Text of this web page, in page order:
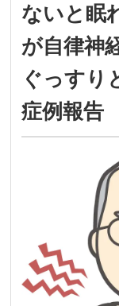
ないと眠
が自律神
ぐっすり
症例報告